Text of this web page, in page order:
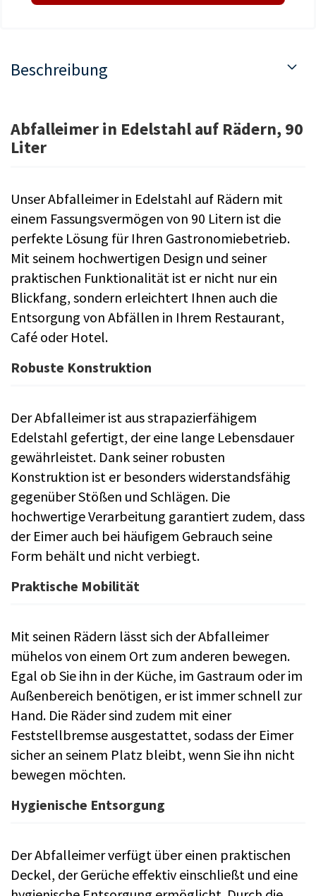
Beschreibung
Abfalleimer in Edelstahl auf Rädern, 90
Liter
Unser Abfalleimer in Edelstahl auf Rädern mit
einem Fassungsvermögen von 90 Litern ist die
perfekte Lösung für Ihren Gastronomiebetrieb.
Mit seinem hochwertigen Design und seiner
praktischen Funktionalität ist er nicht nur ein
Blickfang, sondern erleichtert Ihnen auch die
Entsorgung von Abfällen in Ihrem Restaurant,
Café oder Hotel.
Robuste Konstruktion
Der Abfalleimer ist aus strapazierfähigem
Edelstahl gefertigt, der eine lange Lebensdauer
gewährleistet. Dank seiner robusten
Konstruktion ist er besonders widerstandsfähig
gegenüber Stößen und Schlägen. Die
hochwertige Verarbeitung garantiert zudem, dass
der Eimer auch bei häufigem Gebrauch seine
Form behält und nicht verbiegt.
Praktische Mobilität
Mit seinen Rädern lässt sich der Abfalleimer
mühelos von einem Ort zum anderen bewegen.
Egal ob Sie ihn in der Küche, im Gastraum oder im
Außenbereich benötigen, er ist immer schnell zur
Hand. Die Räder sind zudem mit einer
Feststellbremse ausgestattet, sodass der Eimer
sicher an seinem Platz bleibt, wenn Sie ihn nicht
bewegen möchten.
Hygienische Entsorgung
Der Abfalleimer verfügt über einen praktischen
Deckel, der Gerüche effektiv einschließt und eine